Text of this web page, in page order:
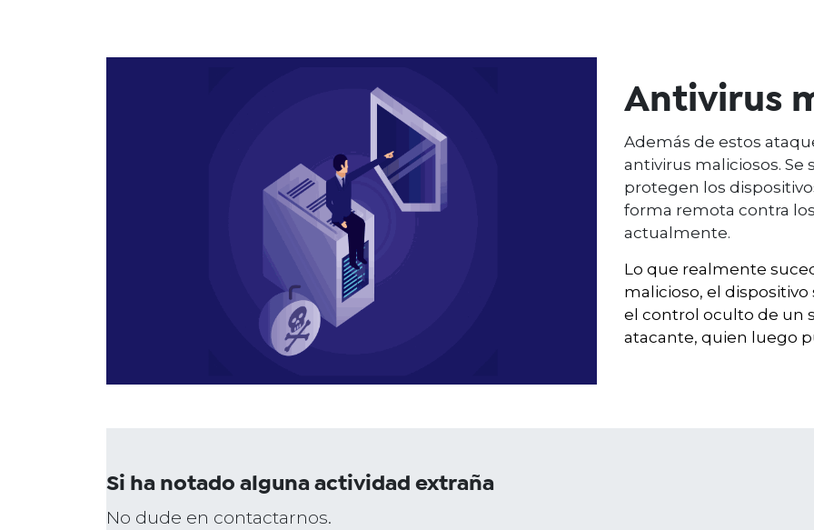
Antivirus
Además de estos
antivirus maliciosos.
protegen los
forma remota contra
actualmente.
Lo que realmente
malicioso, el
el control oculto de un
atacante, quien luego
Si ha notado alguna actividad extraña
No dude en contactarnos.